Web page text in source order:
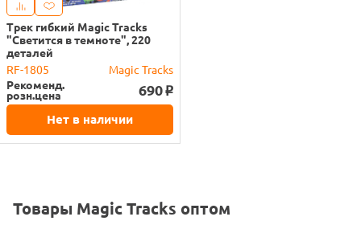
Трек гибкий Magic Tracks
"Светится в темноте", 220
деталей
RF-1805
Magic Tracks
Рекоменд.
розн.цена 690 o
Нет в наличии
Товары Magic Tracks оптом